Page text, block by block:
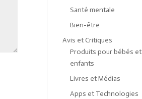
Santé mentale
Bien-être
Avis et Critiques
Produits pour bébés et
enfants
Livres et Médias
Apps et Technologies